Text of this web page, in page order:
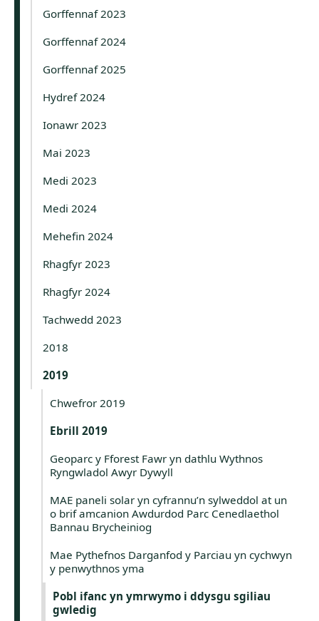
Gorffennaf 2023
Gorffennaf 2024
Gorffennaf 2025
Hydref 2024
Ionawr 2023
Mai 2023
Medi 2023
Medi 2024
Mehefin 2024
Rhagfyr 2023
Rhagfyr 2024
Tachwedd 2023
2018
2019
Chwefror 2019
Ebrill 2019
Geoparc y Fforest Fawr yn dathlu Wythnos
Ryngwladol Awyr Dywyll
MAE paneli solar yn cyfrannu’n sylweddol at un
o brif amcanion Awdurdod Parc Cenedlaethol
Bannau Brycheiniog
Mae Pythefnos Darganfod y Parciau yn cychwyn
y penwythnos yma
Pobl ifanc yn ymrwymo i ddysgu sgiliau
gwledig